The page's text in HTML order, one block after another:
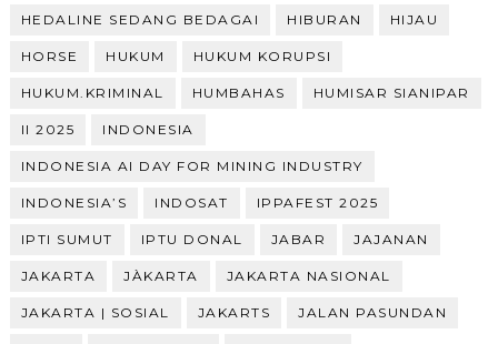
HEDALINE SEDANG BEDAGAI HIBURAN HIJAU
HORSE HUKUM HUKUM KORUPSI
HUKUM.KRIMINAL HUMBAHAS HUMISAR SIANIPAR
II 2025 INDONESIA
INDONESIA AI DAY FOR MINING INDUSTRY
INDONESIA’S INDOSAT IPPAFEST 2025
IPTI SUMUT IPTU DONAL JABAR JAJANAN
JAKARTA JÀKARTA JAKARTA NASIONAL
JAKARTA | SOSIAL JAKARTS JALAN PASUNDAN